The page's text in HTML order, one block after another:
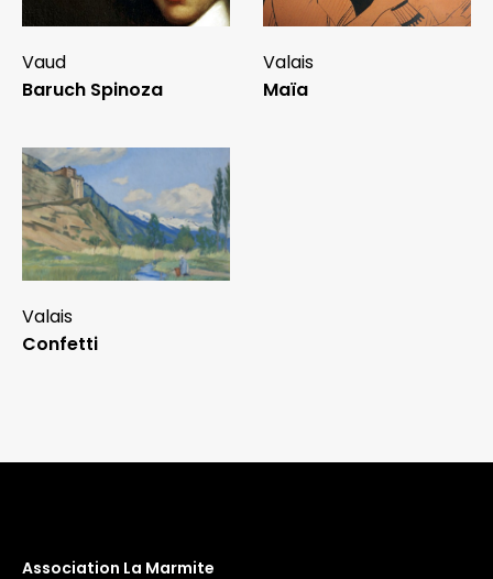
Vaud
Baruch Spinoza
Valais
Maïa
Valais
Confetti
Association La Marmite